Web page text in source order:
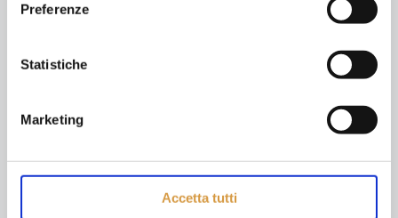
Preferenze
Statistiche
Marketing
Accetta tutti
Read more